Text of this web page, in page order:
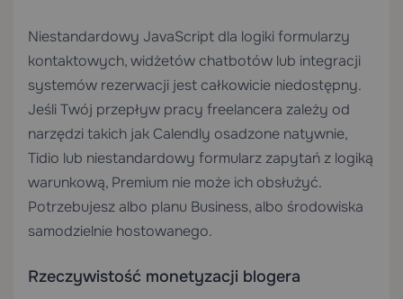
Niestandardowy JavaScript dla logiki formularzy
kontaktowych, widżetów chatbotów lub integracji
systemów rezerwacji jest całkowicie niedostępny.
Jeśli Twój przepływ pracy freelancera zależy od
narzędzi takich jak Calendly osadzone natywnie,
Tidio lub niestandardowy formularz zapytań z logiką
warunkową, Premium nie może ich obsłużyć.
Potrzebujesz albo planu Business, albo środowiska
samodzielnie hostowanego.
Rzeczywistość monetyzacji blogera